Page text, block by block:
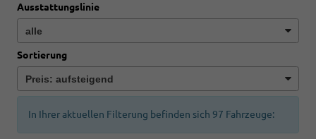
Ausstattungslinie
Sortierung
In Ihrer aktuellen Filterung befinden sich 97 Fahrzeuge: